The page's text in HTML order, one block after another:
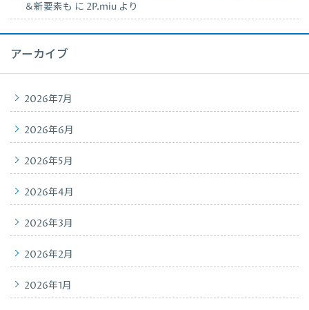
＆新要素も に 2P.miu より
アーカイブ
2026年7月
2026年6月
2026年5月
2026年4月
2026年3月
2026年2月
2026年1月